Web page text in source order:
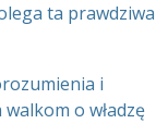
ta prawdziwa
i
o władzę